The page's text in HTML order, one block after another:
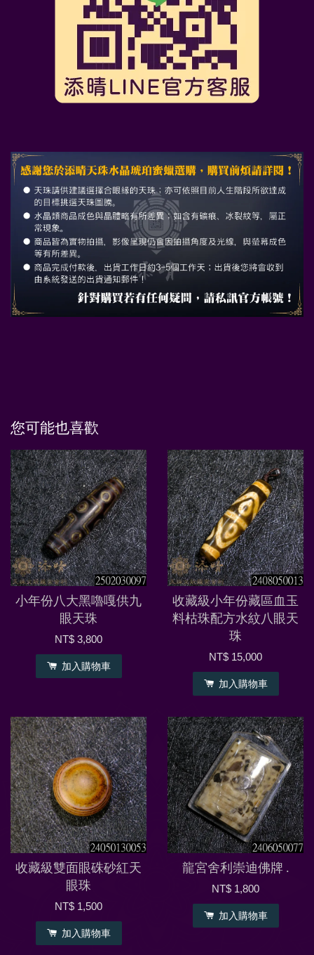
您可能也喜歡
小年份八大黑嚕嘎供九
眼天珠
NT$ 3,800
加入購物車
收藏級小年份藏區血玉
料枯珠配方水紋八眼天
珠
NT$ 15,000
加入購物車
收藏級雙面眼硃砂紅天
眼珠
NT$ 1,500
加入購物車
龍宮舍利崇迪佛牌 .
NT$ 1,800
加入購物車